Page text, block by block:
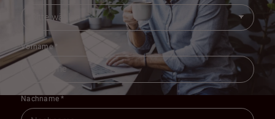
Vorname
Nachname*